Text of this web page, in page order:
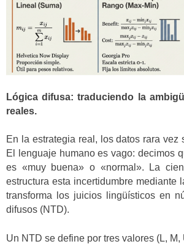
Lógica difusa: traduciendo la
reales.
En la estrategia real, los datos rara vez
El lenguaje humano es vago: decimos
es «muy buena» o «normal». La
estructura esta incertidumbre mediante
transforma los juicios lingüísticos en
difusos (NTD).
Un NTD se define por tres valores (L, M,